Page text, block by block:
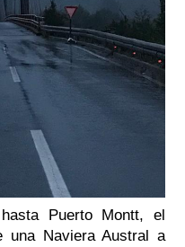
Puerto Montt, el
Naviera Austral a